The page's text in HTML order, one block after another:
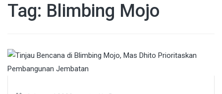
Tag: Blimbing Mojo